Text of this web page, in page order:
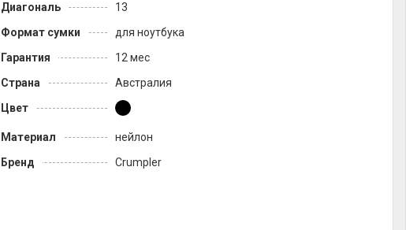
Диагональ
13
Формат сумки
для ноутбука
Гарантия
12 мес
Страна
Австралия
Цвет
Материал
нейлон
Бренд
Crumpler